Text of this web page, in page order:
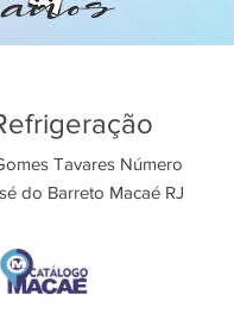
Tavares Número
do Barreto Macaé RJ